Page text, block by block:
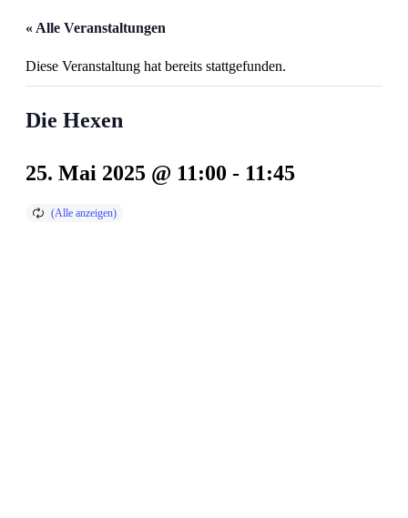
« Alle Veranstaltungen
Diese Veranstaltung hat bereits stattgefunden.
Die Hexen
25. Mai 2025 @ 11:00 - 11:45